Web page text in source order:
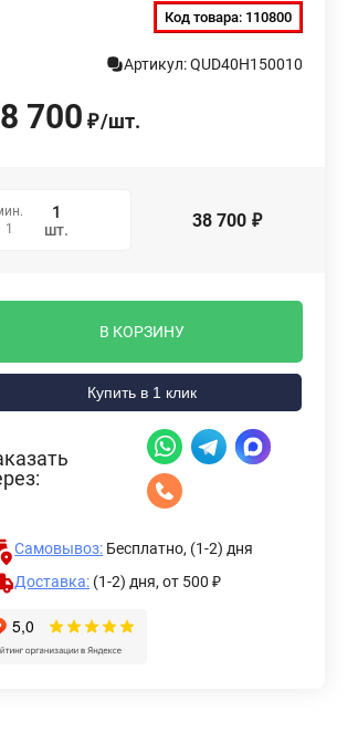
Код товара: 110800
Артикул: QUD40H150010
700 ₽/шт.
1
шт. 38 700 ₽
В КОРЗИНУ
Купить в 1 клик
Самовывоз: Бесплатно, (1-2) дня
Доставка: (1-2) дня,от 500 ₽